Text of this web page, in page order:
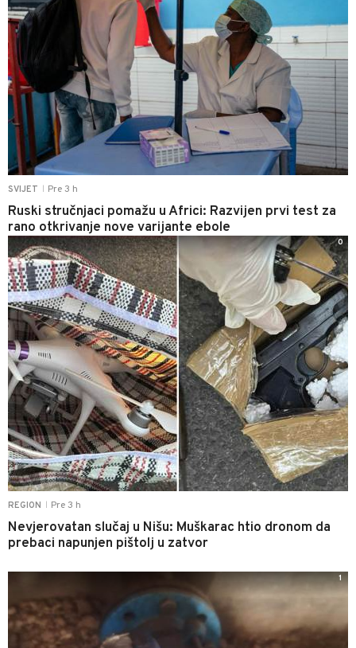
SVIJET Pre 3 h
Ruski stručnjaci pomažu u Africi: Razvijen prvi test za
rano otkrivanje nove varijante ebole
REGION Pre 3 h
Nevjerovatan slučaj u Nišu: Muškarac htio dronom da
prebaci napunjen pištolj u zatvor
0
1